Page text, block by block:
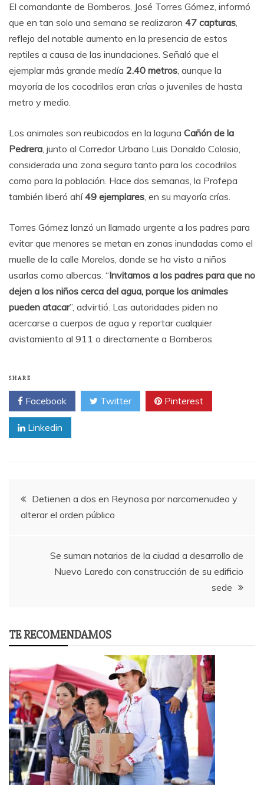
El comandante de Bomberos, José Torres Gómez, informó
que en tan solo una semana se realizaron 47 capturas,
reflejo del notable aumento en la presencia de estos
reptiles a causa de las inundaciones. Señaló que el
ejemplar más grande medía 2.40 metros, aunque la
mayoría de los cocodrilos eran crías o juveniles de hasta
metro y medio.
Los animales son reubicados en la laguna Cañón de la
Pedrera, junto al Corredor Urbano Luis Donaldo Colosio,
considerada una zona segura tanto para los cocodrilos
como para la población. Hace dos semanas, la Profepa
también liberó ahí49 ejemplares, en su mayoría crías.
Torres Gómez lanzó un llamado urgente a los padres para
evitar que menores se metan en zonas inundadas como el
muelle de la calle Morelos, donde se ha visto a niños
usarlas como albercas. “Invitamos a los padres para que no
dejen a los niños cerca del agua, porque los animales
pueden atacar”, advirtió. Las autoridades piden no
acercarse a cuerpos de agua y reportar cualquier
avistamiento al 911 o directamente a Bomberos.
SHARE
Facebook Twitter Pinterest
Linkedin
Post
navigation
Detienen a dos en Reynosa por narcomenudeo y
alterar el orden público
Se suman notarios de la ciudad a desarrollo de
Nuevo Laredo con construcción de su edificio
sede
TE RECOMENDAMOS